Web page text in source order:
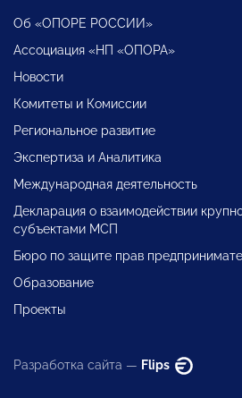
Об «ОПОРЕ РОССИИ»
Ассоциация «НП «ОПОРА»
Новости
Комитеты и Комиссии
Региональное развитие
Экспертиза и Аналитика
Международная деятельность
Декларация о взаимодействии
субъектами МСП
Бюро по защите прав
Образование
Проекты
Разработка сайта — Flips